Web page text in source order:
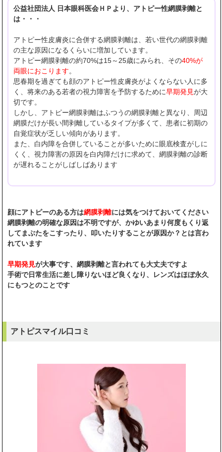
公益社団法人 日本眼科医会ＨＰより、アトピー性網膜剥離と
は・・・
アトピー性皮膚炎に合併する網膜剥離は、若い世代の網膜剥離
の主な原因になるくらいに増加しています。
アトピー網膜剥離の約70%は15～25歳にみられ、その40%が
両眼におこります。
思春期を過ぎても顔のアトピー性皮膚炎がよくならない人に多
く、将来のある若者の視力障害を予防するために早期発見が大
切です。
しかし、アトピー網膜剥離はふつうの網膜剥離と異なり、周辺
網膜だけが長い間剥離しているタイプが多くて、患者に初期の
自覚症状が乏しい傾向があります。
また、白内障を合併していることが多いために眼底検査がしに
くく、視力障害の原因を白内障だけに求めて、網膜剥離の診断
が遅れることがしばしばあります
顔にアトピーのある方は網膜剥離には気をつけておいてください
網膜剥離の明確な原因は不明ですが、かゆいあまり何度もくり返
してまぶたをこすったり、叩いたりすることが原因か？とは言わ
れています
早期発見が大事です、網膜剥離と言われても大丈夫ですよ
手術で日常生活に差し障りないほど良くなり、レンズはほぼ永久
にもつとのことです
アトピスマイル口コミ